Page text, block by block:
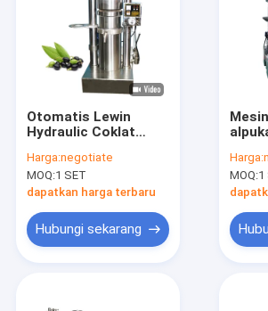
Otomatis Lewin
Hydraulic Coklat
kakao Mesin bubuk
kakao
Harga:negotiate
MOQ:1 SET
dapatkan harga terbaru
Hubungi sekarang
Harga:
MOQ:1